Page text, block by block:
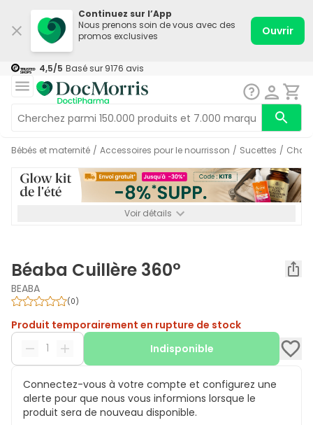
Continuez sur l’App
Nous prenons soin de vous avec des
promos exclusives
Ouvrir
4,5/5 Basé sur 9176 avis
Bébés et maternité / Accessoires pour le nourrisson / Sucettes /
Voir détails
Béaba Cuillère 360°
BEABA
(0)
Produit temporairement en rupture de stock
Indisponible
Connectez-vous à votre compte et configurez une
alerte pour que nous vous informions lorsque le
produit sera de nouveau disponible.